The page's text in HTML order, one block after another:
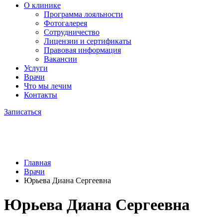
О клинике
Программа лояльности
Фотогалерея
Сотрудничество
Лицензии и сертификаты
Правовая информация
Вакансии
Услуги
Врачи
Что мы лечим
Контакты
Записаться
Главная
Врачи
Юрьева Диана Сергеевна
Юрьева Диана Сергеевна